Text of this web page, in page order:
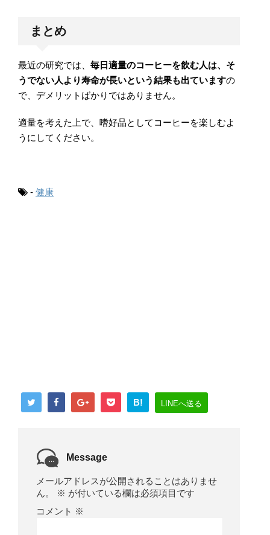
まとめ
最近の研究では、 毎日適量のコーヒーを飲む人は、そ
うでない人より寿命が長いという結果も出ていますの
で、デメリットばかりではありません。
適量を考えた上で、嗜好品としてコーヒーを楽しむよ
うにしてください。
- 健康
B! LINEへ送る
Message
メールアドレスが公開されることはありませ
ん。
※ が付いている欄は必須項目です
コメント ※